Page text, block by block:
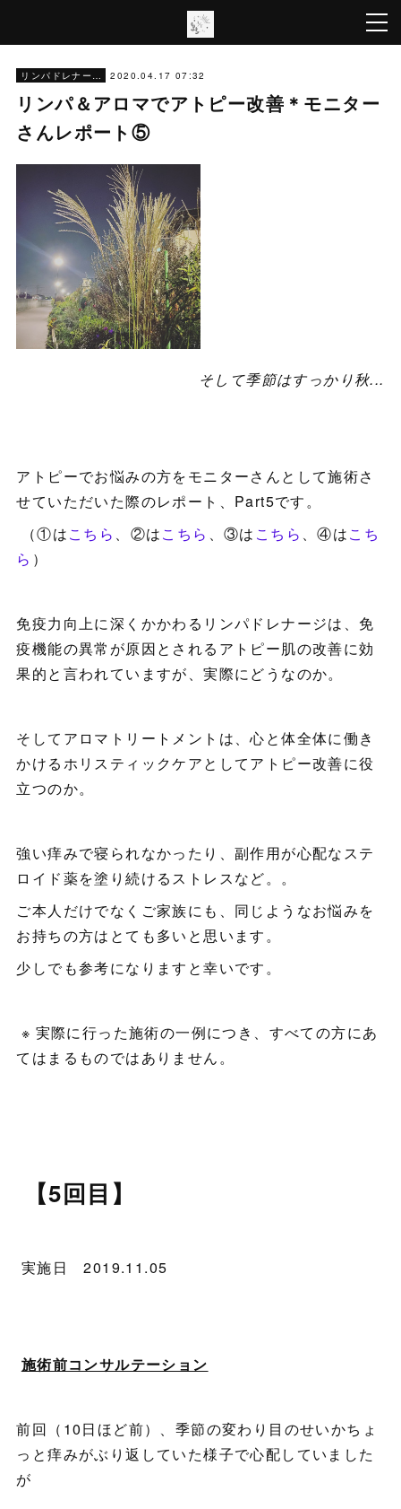
リンパドレナージ 2020.04.17 07:32
リンパ＆アロマでアトピー改善＊モニター
さんレポート⑤
そして季節はすっかり秋...
アトピーでお悩みの方をモニターさんとして施術さ
せていただいた際のレポート、Part5です。
（①はこちら 、②はこちら 、③は こちら 、④はこち
ら ）
免疫力向上に深くかかわるリンパドレナージは、免
疫機能の異常が原因とされるアトピー肌の改善に効
果的と言われていますが、実際にどうなのか。
そしてアロマトリートメントは、心と体全体に働き
かけるホリスティックケアとしてアトピー改善に役
立つのか。
強い痒みで寝られなかったり、副作用が心配なステ
ロイド薬を塗り続けるストレスなど。。
ご本人だけでなくご家族にも、同じようなお悩みを
お持ちの方はとても多いと思います。
少しでも参考になりますと幸いです。
※ 実際に行った施術の一例につき、すべての方にあ
てはまるものではありません。
【5回目】
実施日 2019.11.05
施術前コンサルテーション
前回（10日ほど前）、季節の変わり目のせいかちょ
っと痒みがぶり返していた様子で心配していました
が